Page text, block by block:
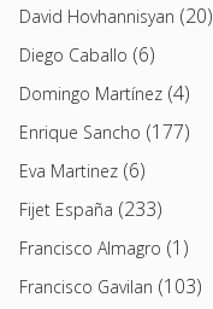
David Hovhannisyan (20)
Diego Caballo (6)
Domingo Martínez (4)
Enrique Sancho (177)
Eva Martinez (6)
Fijet España (233)
Francisco Almagro (1)
Francisco Gavilan (103)